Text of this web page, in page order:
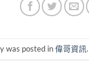
was posted in偉哥資訊